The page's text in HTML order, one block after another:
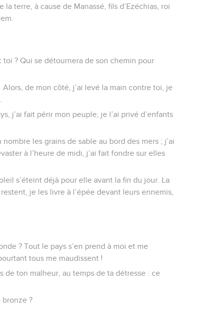
terre, à cause de Manassé, fils d’Ezéchias, roi
? Qui se détournera de son chemin pour
Alors, de mon côté, j’ai levé la main contre toi, je
j’ai fait périr mon peuple, je l’ai privé d’enfants
les grains de sable au bord des mers ; j’ai
à l’heure de midi, j’ai fait fondre sur elles
s’éteint déjà pour elle avant la fin du jour. La
je les livre à l’épée devant leurs ennemis,
? Tout le pays s’en prend à moi et me
tous me maudissent !
de ton malheur, au temps de ta détresse : ce
?